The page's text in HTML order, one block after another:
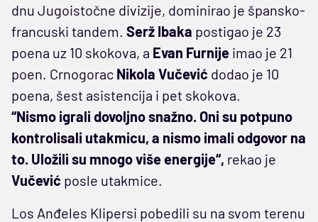
dnu Jugoistočne divizije, dominirao je špansko-
francuski tandem. Serž Ibaka postigao je 23
poena uz 10 skokova, a Evan Furnije imao je 21
poen. Crnogorac Nikola Vučević dodao je 10
poena, šest asistencija i pet skokova.
“Nismo igrali dovoljno snažno. Oni su potpuno
kontrolisali utakmicu, a nismo imali odgovor na
to. Uložili su mnogo više energije“, rekao je
Vučević posle utakmice.
Los Anđeles Klipersi pobedili su na svom terenu